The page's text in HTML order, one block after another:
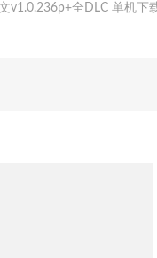
v1.0.236p+全DLC 单机下